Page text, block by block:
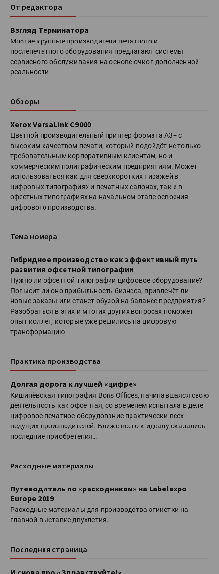
От редактора
Взгляд Терминатора
Многие крупные производители печатного и
послепечатного оборудования предлагают системы
сервисного обслуживания на основе очков дополненной
реальности
Обзоры
Xerox VersaLink C9000
Цветной производительный принтер формата А3+ с
высоким качеством печати, который подойдёт не только
требовательным корпоративным клиентам, но и
коммерческим полиграфическим предприятиям. Может
использоваться как для сверхкоротких тиражей в
цифровых типографиях и печатных салонах, так и в
офсетных типографиях на начальном этапе освоения
цифрового производства.
Тема номера
Гибридное производство как эффективный путь
развития офсетной типографии
Нужно ли офсетной типографии цифровое оборудование?
Повысит ли оно прибыльность бизнеса, привлечёт ли
новые заказы или станет обузой на балансе предприятия?
Разобраться в этих и многих других вопросах поможет
опыт коллег, которые уже решились на цифровую
трансформацию.
Практика производства
Долгая дорога к лучшей «цифре»
Кишинёвская типография Bons Оffices, начинавшаяся свою
деятельность как офсетная, со временем испытала в деле
цифровое печатное оборудование практически всех
ведущих производителей. Ближе всего к идеалу оказались
последние приобретения…
Расходные материалы
Путеводитель по «расходникам» на Labelexpo
Europe 2019
Расходные материалы для производства этикетки на
главной выставке двухлетия.
Последняя страница